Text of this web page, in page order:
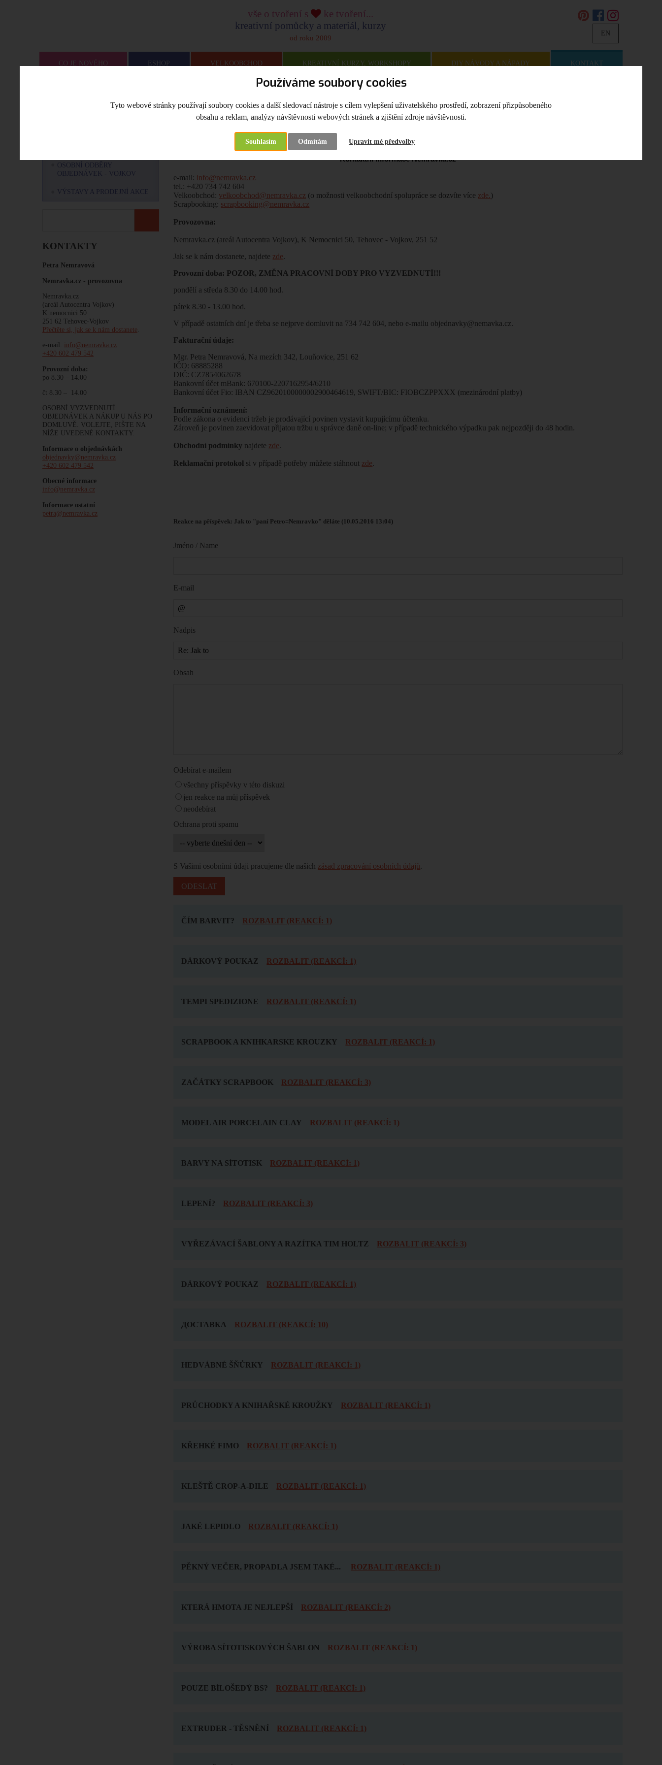
Používáme soubory cookies
Tyto webové stránky používají soubory cookies a další sledovací nástroje s cílem vylepšení uživatelského prostředí, zobrazení přizpůsobeného
obsahu a reklam, analýzy návštěvnosti webových stránek a zjištění zdroje návštěvnosti.
Souhlasím Odmítám Upravit mé předvolby
vše o tvoření s
ke tvoření...
kreativní pomůcky a materiál, kurzy
od roku 2009
EN
CO JE NOVÉHO ESHOP VELKOOBCHOD KREATIVNÍ KURZY, WORKSHOPY DIY NÁVODY A NÁPADY KONTAKT
OSOBNÍ ODBĚRY
OBJEDNÁVEK - VOJKOV
VÝSTAVY A PRODEJNÍ AKCE
KONTAKTY
Petra Nemravová
Nemravka.cz - provozovna
Nemravka.cz
(areál Autocentra Vojkov)
K nemocnici 50
251 62 Tehovec-Vojkov
Přečtěte si, jak se k nám dostanete.
e-mail: info@nemravka.cz
+420 602 479 542
Provozní doba:
po 8.30 – 14.00
čt 8.30 – 14.00
OSOBNÍ VYZVEDNUTÍ
OBJEDNÁVEK A NÁKUP U NÁS PO
DOMLUVĚ. VOLEJTE, PIŠTE NA
NÍŽE UVEDENÉ KONTAKTY.
Informace o objednávkách
objednavky@nemravka.cz
+420 602 479 542
Obecné informace
info@nemravka.cz
Informace ostatní
petra@nemravka.cz
Kontaktní informace Nemravka.cz
e-mail: info@nemravka.cz
tel.: +420 734 742 604
Velkoobchod: velkoobchod@nemravka.cz (o možnosti velkoobchodní spolupráce se dozvíte více zde.)
Scrapbooking: scrapbooking@nemravka.cz
Provozovna:
Nemravka.cz (areál Autocentra Vojkov), K Nemocnici 50, Tehovec - Vojkov, 251 52
Jak se k nám dostanete, najdete zde.
Provozní doba: POZOR, ZMĚNA PRACOVNÍ DOBY PRO VYZVEDNUTÍ!!!
pondělí a středa 8.30 do 14.00 hod.
pátek 8.30 - 13.00 hod.
V případě ostatních dní je třeba se nejprve domluvit na 734 742 604, nebo e-mailu objednavky@nemavka.cz.
Fakturační údaje:
Mgr. Petra Nemravová, Na mezích 342, Louňovice, 251 62
IČO: 68885288
DIČ: CZ7854062678
Bankovní účet mBank: 670100-2207162954/6210
Bankovní účet Fio: IBAN CZ9620100000002900464619, SWIFT/BIC: FIOBCZPPXXX (mezinárodní platby)
Informační oznámení:
Podle zákona o evidenci tržeb je prodávající povinen vystavit kupujícímu účtenku.
Zároveň je povinen zaevidovat přijatou tržbu u správce daně on-line; v případě technického výpadku pak nejpozději do 48 hodin.
Obchodní podmínky najdete zde.
Reklamační protokol si v případě potřeby můžete stáhnout zde.
Reakce na příspěvek: Jak to "paní Petro=Nemravko" děláte (10.05.2016 13:04)
Jméno / Name
E-mail
Nadpis
Obsah
Odebírat e-mailem
všechny příspěvky v této diskuzi
jen reakce na můj příspěvek
neodebírat
Ochrana proti spamu
S Vašimi osobními údaji pracujeme dle našich zásad zpracování osobních údajů.
ČÍM BARVIT? ROZBALIT (REAKCÍ: 1)
DÁRKOVÝ POUKAZ ROZBALIT (REAKCÍ: 1)
TEMPI SPEDIZIONE ROZBALIT (REAKCÍ: 1)
SCRAPBOOK A KNIHKARSKE KROUZKY ROZBALIT (REAKCÍ: 1)
ZAČÁTKY SCRAPBOOK ROZBALIT (REAKCÍ: 3)
MODEL AIR PORCELAIN CLAY ROZBALIT (REAKCÍ: 1)
BARVY NA SÍTOTISK ROZBALIT (REAKCÍ: 1)
LEPENÍ? ROZBALIT (REAKCÍ: 3)
VYŘEZÁVACÍ ŠABLONY A RAZÍTKA TIM HOLTZ ROZBALIT (REAKCÍ: 3)
DÁRKOVÝ POUKAZ ROZBALIT (REAKCÍ: 1)
ДОСТАВКА ROZBALIT (REAKCÍ: 10)
HEDVÁBNÉ ŠŇŮRKY ROZBALIT (REAKCÍ: 1)
PRŮCHODKY A KNIHAŘSKÉ KROUŽKY ROZBALIT (REAKCÍ: 1)
KŘEHKÉ FIMO ROZBALIT (REAKCÍ: 1)
KLEŠTĚ CROP-A-DILE ROZBALIT (REAKCÍ: 1)
JAKÉ LEPIDLO ROZBALIT (REAKCÍ: 1)
PĚKNÝ VEČER, PROPADLA JSEM TAKÉ... ROZBALIT (REAKCÍ: 1)
KTERÁ HMOTA JE NEJLEPŠÍ ROZBALIT (REAKCÍ: 2)
VÝROBA SÍTOTISKOVÝCH ŠABLON ROZBALIT (REAKCÍ: 1)
POUZE BÍLOŠEDÝ BS? ROZBALIT (REAKCÍ: 1)
EXTRUDER - TĚSNĚNÍ ROZBALIT (REAKCÍ: 1)